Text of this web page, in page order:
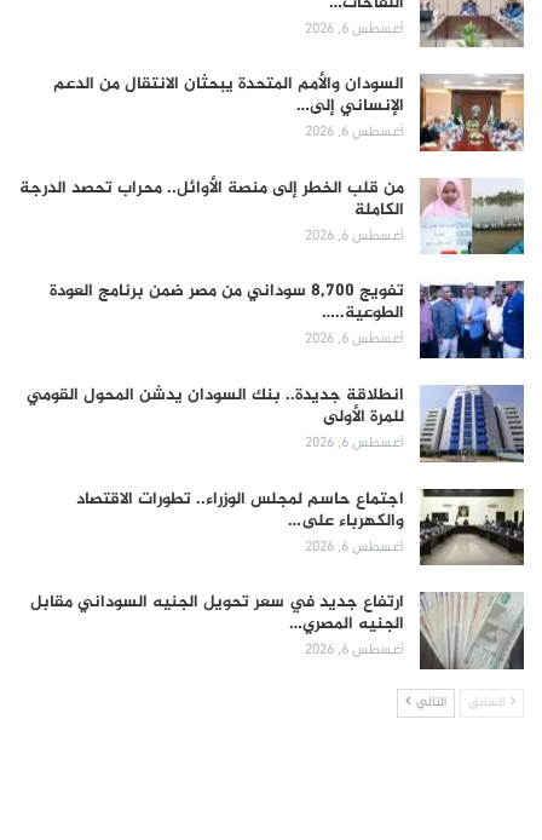
أغسطس 6, 2026
السودان والأمم المتحدة يبحثان الانتقال من الدعم
الإنساني إلى…
أغسطس 6, 2026
من قلب الخطر إلى منصة الأوائل.. محراب تحصد الدرجة
الكاملة
أغسطس 6, 2026
تفويج 8,700 سوداني من مصر ضمن برنامج العودة
الطوعية..…
أغسطس 6, 2026
انطلاقة جديدة.. بنك السودان يدشن المحول القومي
للمرة الأولى
أغسطس 6, 2026
اجتماع حاسم لمجلس الوزراء.. تطورات الاقتصاد
والكهرباء على…
أغسطس 6, 2026
ارتفاع جديد في سعر تحويل الجنيه السوداني مقابل
الجنيه المصري…
أغسطس 6, 2026
السابق التالي